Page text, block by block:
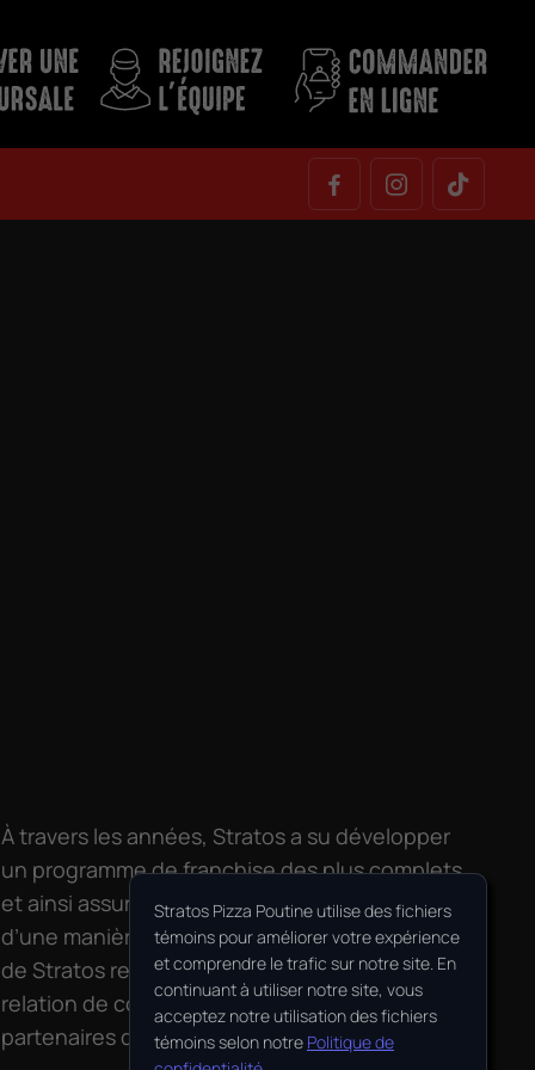
À travers les années, Stratos a su développer
un programme de franchise des plus complets
et ainsi assurer la croissance de l’entreprise
d’une manière rentable et efficace. Le succès
de Stratos repose en grande partie sur la
relation de confiance entretenue avec ses
partenaires d’affaires, les franchisés.
Stratos Pizza Poutine utilise des fichiers
témoins pour améliorer votre expérience
et comprendre le trafic sur notre site. En
continuant à utiliser notre site, vous
acceptez notre utilisation des fichiers
témoins selon notre Politique de